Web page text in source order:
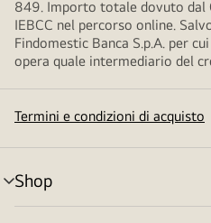
849. Importo totale dovuto dal
IEBCC nel percorso online.
Findomestic Banca S.p.A. per
opera quale intermediario del
Termini e condizioni di acquisto
Shop
Attivazione
menu